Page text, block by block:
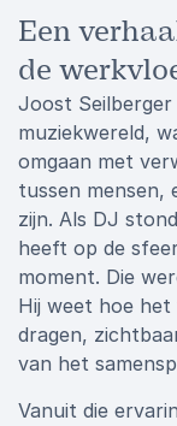
Een
de
Joost
muziekwereld,
omgaan met
tussen mensen,
zijn. Als DJ
heeft op de
moment. Die
Hij weet hoe
dragen,
van het
Vanuit die